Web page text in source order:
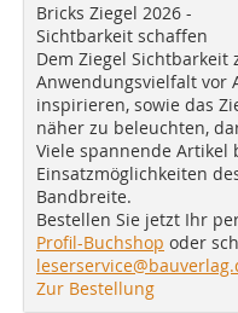
Bricks Ziegel 2026 -
Sichtbarkeit schaffen
Dem Ziegel
Anwendungsvielfalt vor
inspirieren, sowie das
näher zu beleuchten,
Viele spannende Artikel
Einsatzmöglichkeiten
Bandbreite.
Bestellen Sie jetzt Ihr
Profil-Buchshop oder
Zur Bestellung